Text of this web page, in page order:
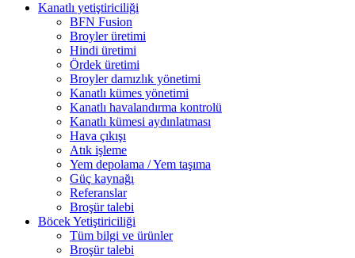
Kanatlı yetiştiriciliği
BFN Fusion
Broyler üretimi
Hindi üretimi
Ördek üretimi
Broyler damızlık yönetimi
Kanatlı kümes yönetimi
Kanatlı havalandırma kontrolü
Kanatlı kümesi aydınlatması
Hava çıkışı
Atık işleme
Yem depolama / Yem taşıma
Güç kaynağı
Referanslar
Broşür talebi
Böcek Yetiştiriciliği
Tüm bilgi ve ürünler
Broşür talebi